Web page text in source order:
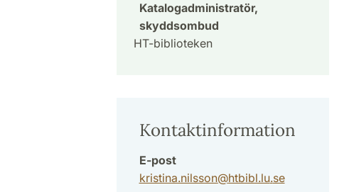
Katalogadministratör,
skyddsombud
HT-biblioteken
Kontaktinformation
E-post
kristina.nilsson@htbibl.lu.se